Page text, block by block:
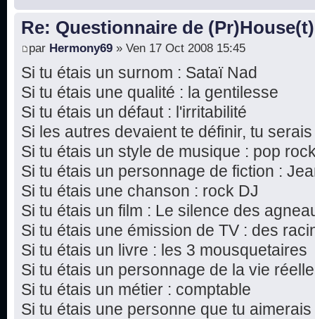
Re: Questionnaire de (Pr)House(t)
par Hermony69 » Ven 17 Oct 2008 15:45
Si tu étais un surnom : Sataï Nad
Si tu étais une qualité : la gentilesse
Si tu étais un défaut : l'irritabilité
Si les autres devaient te définir, tu
Si tu étais un style de musique : pop
Si tu étais un personnage de fiction :
Si tu étais une chanson : rock DJ
Si tu étais un film : Le silence des
Si tu étais une émission de TV : des
Si tu étais un livre : les 3 mousquetaires
Si tu étais un personnage de la vie
Si tu étais un métier : comptable
Si tu étais une personne que tu